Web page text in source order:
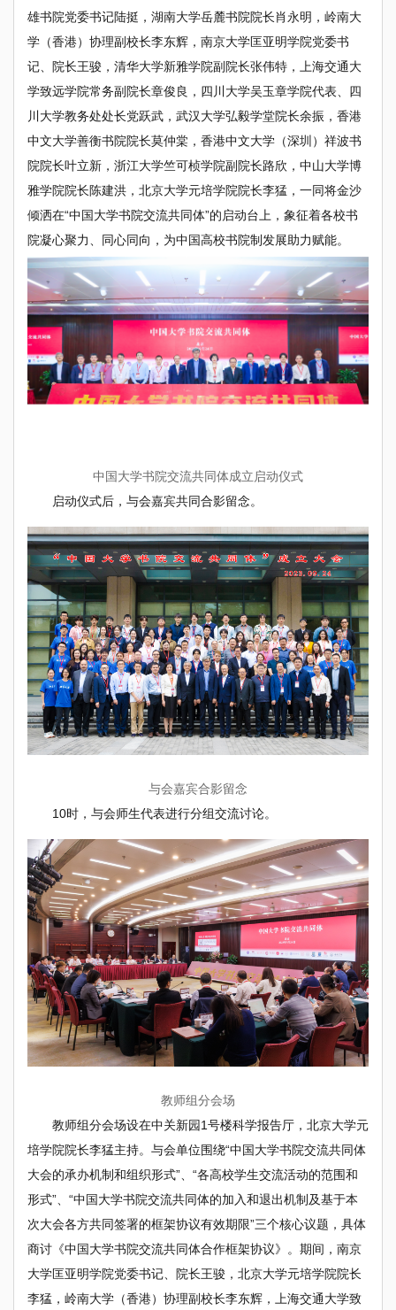
雄书院党委书记陆挺，湖南大学岳麓书院院长肖永明，岭南大
学（香港）协理副校长李东辉，南京大学匡亚明学院党委书
记、院长王骏，清华大学新雅学院副院长张伟特，上海交通大
学致远学院常务副院长章俊良，四川大学吴玉章学院代表、四
川大学教务处处长党跃武，武汉大学弘毅学堂院长余振，香港
中文大学善衡书院院长莫仲棠，香港中文大学（深圳）祥波书
院院长叶立新，浙江大学竺可桢学院副院长路欣，中山大学博
雅学院院长陈建洪，北京大学元培学院院长李猛，一同将金沙
倾洒在“中国大学书院交流共同体”的启动台上，象征着各校书
院凝心聚力、同心同向，为中国高校书院制发展助力赋能。
中国大学书院交流共同体成立启动仪式
启动仪式后，与会嘉宾共同合影留念。
与会嘉宾合影留念
10时，与会师生代表进行分组交流讨论。
教师组分会场
教师组分会场设在中关新园1号楼科学报告厅，北京大学元
培学院院长李猛主持。与会单位围绕“中国大学书院交流共同体
大会的承办机制和组织形式”、“各高校学生交流活动的范围和
形式”、“中国大学书院交流共同体的加入和退出机制及基于本
次大会各方共同签署的框架协议有效期限”三个核心议题，具体
商讨《中国大学书院交流共同体合作框架协议》。期间，南京
大学匡亚明学院党委书记、院长王骏，北京大学元培学院院长
李猛，岭南大学（香港）协理副校长李东辉，上海交通大学致